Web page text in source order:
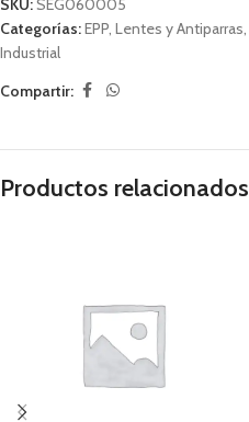
SKU:SEG060005
Categorías:EPP, Lentes y Antiparras,
Industrial
Compartir:
Productos relacionados